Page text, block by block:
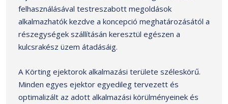
felhasználásával testreszabott megoldások
alkalmazhatók kezdve a koncepció meghatározásától a
részegységek szállításán keresztül egészen a
kulcsrakész üzem átadásáig.
A Körting ejektorok alkalmazási területe széleskörű.
Minden egyes ejektor egyedileg tervezett és
optimalizált az adott alkalmazási körülményeinek és